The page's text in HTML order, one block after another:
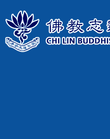
移至主內容